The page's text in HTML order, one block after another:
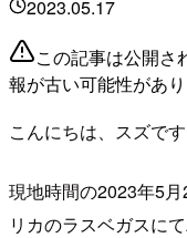
2023.05.17
この記事は公開さ
報が古い可能性があ
こんにちは、スズです
現地時間の2023年5
リカのラスベガスに